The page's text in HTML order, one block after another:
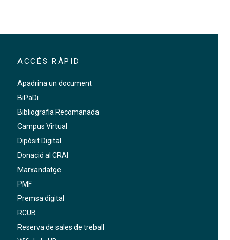
ACCÉS RÀPID
Apadrina un document
BiPaDi
Bibliografia Recomanada
Campus Virtual
Dipòsit Digital
Donació al CRAI
Marxandatge
PMF
Premsa digital
RCUB
Reserva de sales de treball